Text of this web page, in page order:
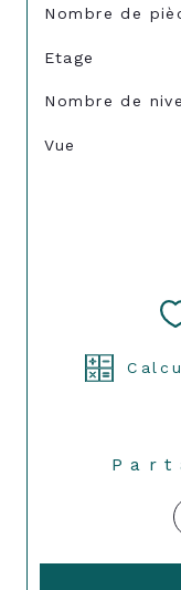
Nombre de
Etage
Nombre de
Vue